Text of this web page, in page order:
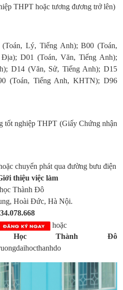
THPT hoặc tương đương trở lên)
Lý, Tiếng Anh); B00 (Toán,
D01 (Toán, Văn, Tiếng Anh);
D14 (Văn, Sử, Tiếng Anh); D15
(Toán, Tiếng Anh, KHTN); D96
tốt nghiệp THPT (Giấy Chứng nhận
chuyển phát qua đường bưu điện
thiệu việc làm
Thành Đô
Hoài Đức, Hà Nội.
hoặc
Học Thành Đô